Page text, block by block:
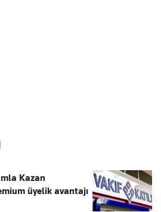
Kazan
üyelik avantajı